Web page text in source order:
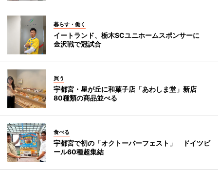
暮らす・働く
イートランド、栃木SCユニホームスポンサーに
金沢戦で冠試合
買う
宇都宮・星が丘に和菓子店「あわしま堂」新店
80種類の商品並べる
食べる
宇都宮で初の「オクトーバーフェスト」 ドイツビ
ール60種超集結